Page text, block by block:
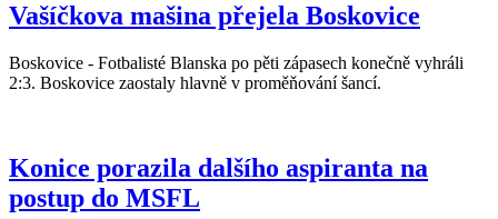
Vašíčkova mašina přejela Boskovice
Boskovice - Fotbalisté Blanska po pěti zápasech konečně vyhráli
2:3. Boskovice zaostaly hlavně v proměňování šancí.
Konice porazila dalšího aspiranta na
postup do MSFL